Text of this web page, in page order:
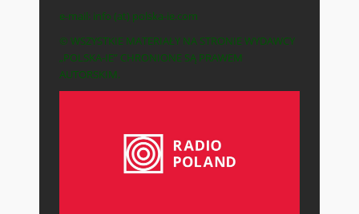
e-mail: info (at) polska-ie.com
© WSZYSTKIE MATERIAŁY NA STRONIE WYDAWCY
„POLSKA-IE” CHRONIONE SĄ PRAWEM
AUTORSKIM.